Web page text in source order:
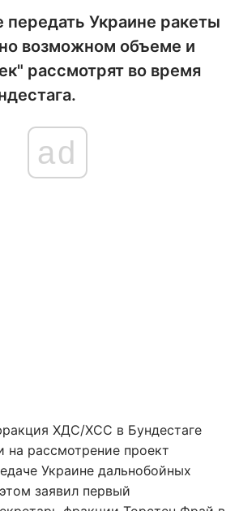
Украине ракеты
возможном объеме и
рассмотрят во время
ad
ХДС/ХСС в Бундестаге
на рассмотрение проект
Украине дальнобойных
заявил первый